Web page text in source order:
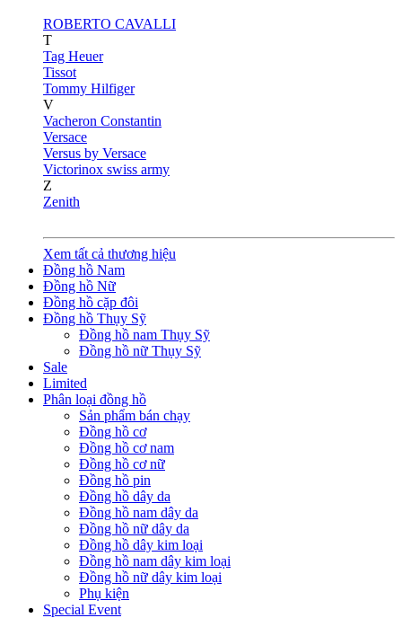
ROBERTO CAVALLI
T
Tag Heuer
Tissot
Tommy Hilfiger
V
Vacheron Constantin
Versace
Versus by Versace
Victorinox swiss army
Z
Zenith
Xem tất cả thương hiệu
Đồng hồ Nam
Đồng hồ Nữ
Đồng hồ cặp đôi
Đồng hồ Thụy Sỹ
Đồng hồ nam Thụy Sỹ
Đồng hồ nữ Thụy Sỹ
Sale
Limited
Phân loại đồng hồ
Sản phẩm bán chạy
Đồng hồ cơ
Đồng hồ cơ nam
Đồng hồ cơ nữ
Đồng hồ pin
Đồng hồ dây da
Đồng hồ nam dây da
Đồng hồ nữ dây da
Đồng hồ dây kim loại
Đồng hồ nam dây kim loại
Đồng hồ nữ dây kim loại
Phụ kiện
Special Event